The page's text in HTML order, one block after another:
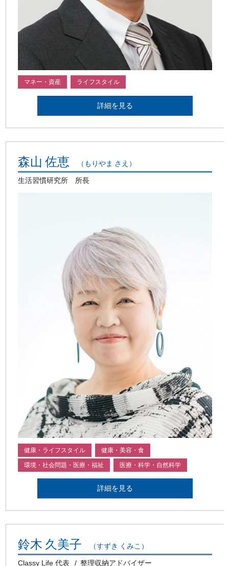
マネー・資産 ライフスタイル
詳細を見る
森山 佐恵 （もりやま さえ）
生活習慣研究所 所長
健康・ライフスタイル 健康・美容・食
環境・社会問題・医療・福祉 医療・科学・自然科学
詳細を見る
鈴木 久美子 （すずき くみこ）
Classy Life 代表 整理収納アドバイザー